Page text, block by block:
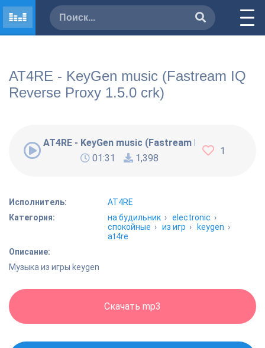
AT4RE - KeyGen music (Fastream IQ
Reverse Proxy 1.5.0 crk)
AT4RE - KeyGen music (Fastream IQ Reverse
01:31
1,398
1
Исполнитель:
AT4RE
Категория:
на будильник ›electronic ›
спокойные ›из игр › keygen ›
at4re
Описание:
Музыка из игры keygen
Скачать mp3